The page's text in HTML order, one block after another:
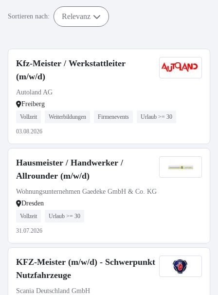
Sortieren nach: Relevanz
Kfz-Meister / Werkstattleiter
(m/w/d)
Autoland AG
Freiberg
Vollzeit Weiterbildungen Firmenevents Urlaub >= 30
03.08.2026
Hausmeister / Handwerker /
Allrounder (m/w/d)
Wohnungsunternehmen Gaedeke GmbH & Co. KG
Dresden
Vollzeit Urlaub >= 30
31.07.2026
KFZ-Meister (m/w/d) - Schwerpunkt
Nutzfahrzeuge
Scania Deutschland GmbH